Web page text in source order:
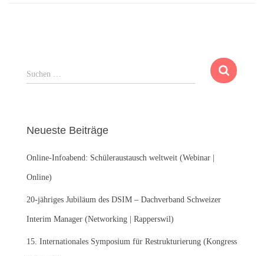
S
u
n
a
c
:
Suchen …
Neueste Beiträge
Online-Infoabend: Schüleraustausch weltweit (Webinar |
Online)
20-jähriges Jubiläum des DSIM – Dachverband Schweizer
Interim Manager (Networking | Rapperswil)
15. Internationales Symposium für Restrukturierung (Kongress